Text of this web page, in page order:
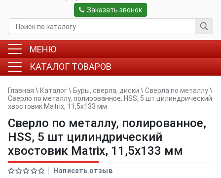
Заказать звонок
МЕНЮ
КАТАЛОГ ТОВАРОВ
Главная \ Каталог\ Буры, сверла, диски \ Сверла по металлу\
Сверло по металлу, полированное, HSS, 5 шт цилиндрический
хвостовик Matrix, 11,5х133 мм
Сверло по металлу, полированное,
HSS, 5 шт цилиндрический
хвостовик Matrix, 11,5х133 мм
Написать отзыв